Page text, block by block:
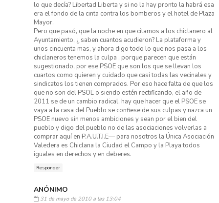
lo que decía? Libertad Liberta y si no la hay pronto la habrá esa
era el fondo de la cinta contra los bomberos y el hotel de Plaza
Mayor.
Pero que pasó, que la noche en que citamos a los chiclanero al
Ayuntamiento, ¿ saben cuantos acudieron? La plataforma y
unos cincuenta mas, y ahora digo todo lo que nos pasa a los
chiclaneros tenemos la culpa , porque parecen que están
sugestionado, por ese PSOE que son los que se llevan los
cuartos como quieren y cuidado que casi todas las vecinales y
sindicatos los tienen comprados. Por eso hace falta de que los
que no son del PSOE o siendo estén rectificando, el año de
2011 se de un cambio radical, hay que hacer que el PSOE se
vaya a la casa del Pueblo se confiese de sus culpas y nazca un
PSOE nuevo sin menos ambiciones y sean por el bien del
pueblo y digo del pueblo no de las asociaciones volverlas a
comprar aquí en P.A.U.T.I.E— para nosotros la Única Asociación
Valedera es Chiclana la Ciudad el Campo y la Playa todos
iguales en derechos y en deberes.
Responder
ANÓNIMO
31 de mayo de 2010 a las 13:04